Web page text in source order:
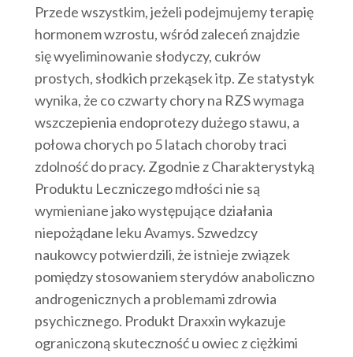
Przede wszystkim, jeżeli podejmujemy terapię
hormonem wzrostu, wśród zaleceń znajdzie
się wyeliminowanie słodyczy, cukrów
prostych, słodkich przekąsek itp. Ze statystyk
wynika, że co czwarty chory na RZS wymaga
wszczepienia endoprotezy dużego stawu, a
połowa chorych po 5 latach choroby traci
zdolność do pracy. Zgodnie z Charakterystyką
Produktu Leczniczego mdłości nie są
wymieniane jako występujące działania
niepożądane leku Avamys. Szwedzcy
naukowcy potwierdzili, że istnieje związek
pomiędzy stosowaniem sterydów anaboliczno
androgenicznych a problemami zdrowia
psychicznego. Produkt Draxxin wykazuje
ograniczoną skuteczność u owiec z ciężkimi